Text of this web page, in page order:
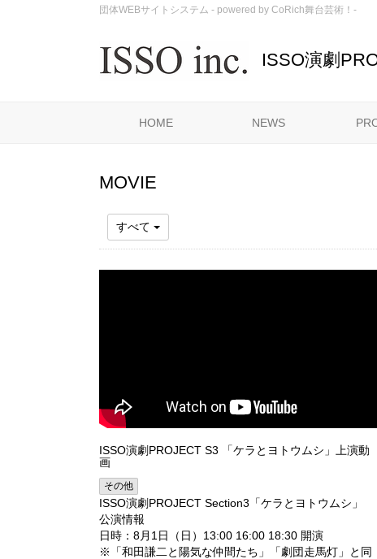
団体WEBサイトシステム - powered by CoRich舞台芸術！-
ISSO演劇
HOME NEWS
MOVIE
すべて
ISSO演劇PROJECT S3 「ケラとヨトウムシ」上演動
画
その他
ISSO演劇PROJECT Section3「ケラとヨトウムシ」
公演情報
日時：8月1日（日）13:00 16:00 18:30 開演
※「和田謙二と陽気な仲間たち」「劇団走馬灯」と同